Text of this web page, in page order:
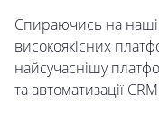
Спираючись на наші
високоякісних
найсучаснішу
та автоматизації